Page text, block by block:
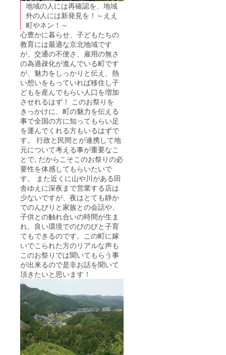
地域の人には再確認を、地域
外の人には新発見を！～ええ
町やネン！～
心豊かに暮らせ、子どもたちの
教育には最適な京北地域です
が、交通の不便さ、雇用の無さ
の為過疎化が進んでいる町です
が、魅力をしっかりと伝え、熱
い想いをもっていれば移住し子
どもを産んでもらい人口を増加
させれるはず！ このお祭りを
きっかけに、町の魅力を伝える
事で全国の方に知ってもらい足
を運んでくれる方もいるはずで
す。 行政と民間とが連携して地
元について考える事が重要なこ
とで, だからこそこのお祭りの必
要性を体感してもらいたいで
す。 また近くに山や川がある田
舎ゆえに深夜まで営業する店は
少ないですが、夜はとても静か
でのんびりと家族との会話や、
子供との触れ合いの時間が生ま
れ、良い環境でのびのびと子育
てもできるのです。この町に嫁
いでこられた方のリアルな声も
このお祭りでは聞いてもらう事
が出来るので是非お話を聞いて
頂きたいと思います！